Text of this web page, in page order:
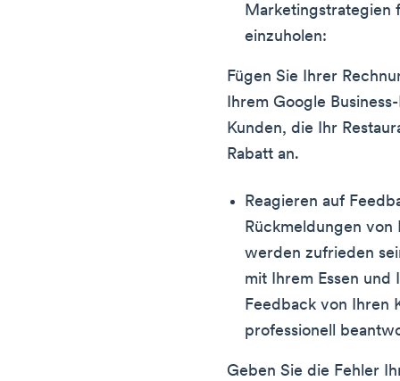
Marketingstrategien
einzuholen:
Fügen Sie Ihrer
Ihrem Google
Kunden, die Ihr
Rabatt an.
Reagieren auf
Rückmeldungen von
werden zufrieden
mit Ihrem Essen und
Feedback von Ihren
professionell
Geben Sie die Fehler